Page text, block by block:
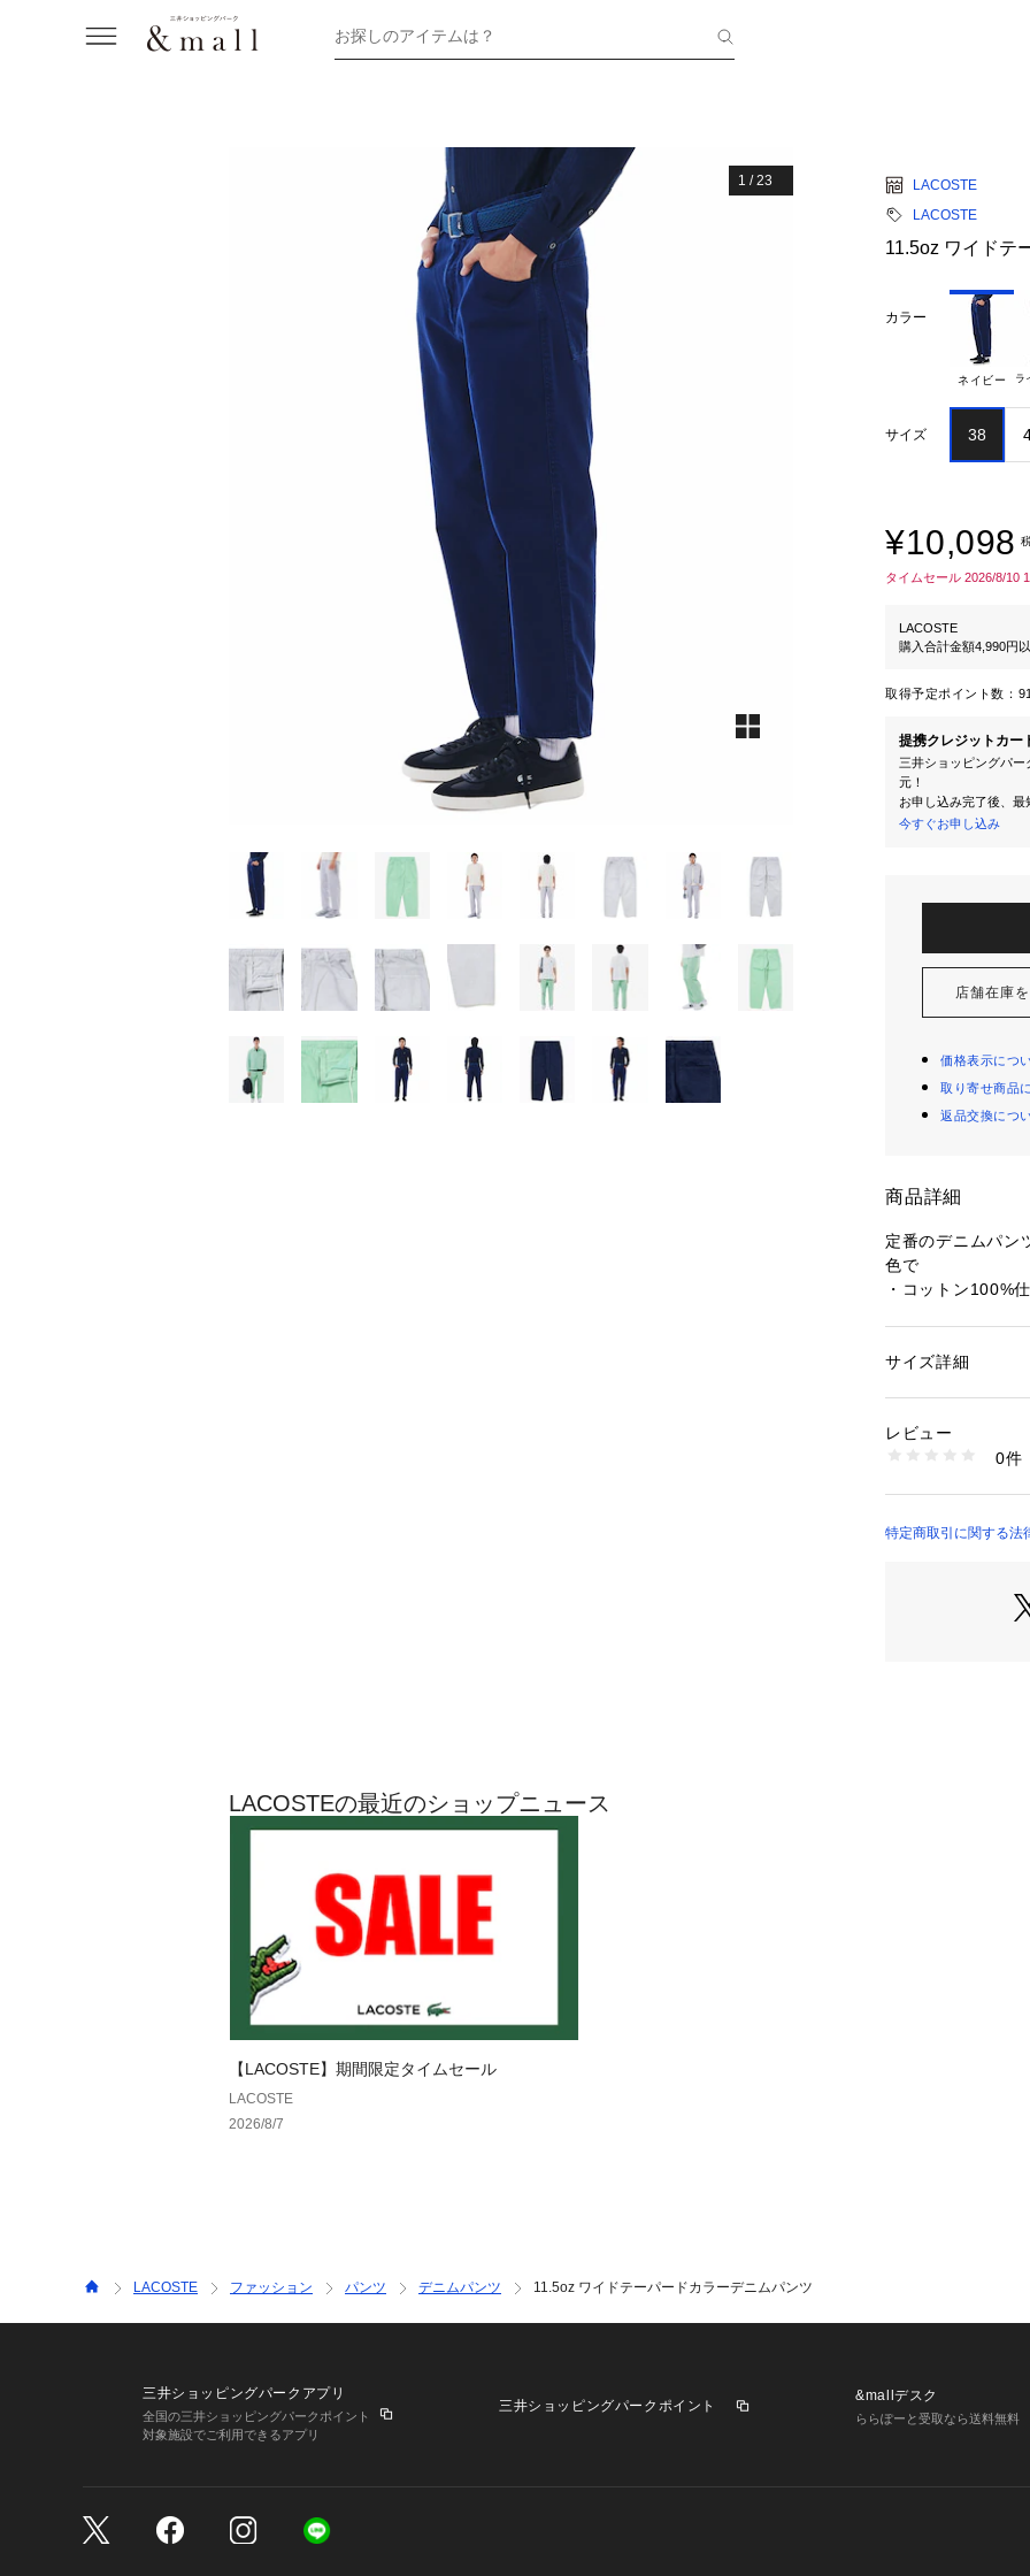
お探しのアイテムは？
1 /23
LACOSTE
LACOSTE
11.5oz ワイドテ
カラー
ネイビー ラ
サイズ 38
¥10,098
タイムセール 2026/8/10
LACOSTE
購入合計金額4,990円
取得予定ポイント数：
提携クレジットカー
三井ショッピングパ
元！
お申し込み完了後、最
今すぐお申し込み
店舗在庫
価格表示につ
取り寄せ商品
返品交換につ
商品詳細
定番のデニムパン
色で
・コットン100%
・デニムの定番イ
・同デザインのセ
フィット感：
品番：BH022J-99
性別：メンズ
商品番号：
HH003J-99 （ショッ
サイズ詳細
レビュー
0件
特定商取引に関する法
LACOSTEの最近のショップニュース
【LACOSTE】期間限定タイムセール
LACOSTE
2026/8/7
LACOSTE ファッション パンツ デニムパンツ 11.5oz ワイドテーパードカラーデニムパンツ
三井ショッピングパークアプリ
全国の三井ショッピングパークポイント
対象施設でご利用できるアプリ
三井ショッピングパークポイント
&mallデスク
ららぽーと受取なら送料無料